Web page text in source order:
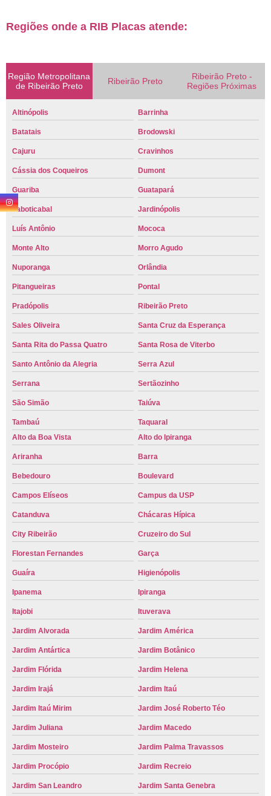
Regiões onde a RIB Placas atende:
Região Metropolitana
de Ribeirão Preto
Ribeirão Preto
Ribeirão Preto -
Regiões Próximas
Altinópolis Barrinha
Batatais Brodowski
Cajuru Cravinhos
Cássia dos Coqueiros Dumont
Guariba Guatapará
Jaboticabal Jardinópolis
Luís Antônio Mococa
Monte Alto Morro Agudo
Nuporanga Orlândia
Pitangueiras Pontal
Pradópolis Ribeirão Preto
Sales Oliveira Santa Cruz da Esperança
Santa Rita do Passa Quatro Santa Rosa de Viterbo
Santo Antônio da Alegria Serra Azul
Serrana Sertãozinho
São Simão Taiúva
Tambaú
Taquaral
Alto da Boa Vista
Alto do Ipiranga
Ariranha Barra
Bebedouro Boulevard
Campos Elíseos Campus da USP
Catanduva Chácaras Hípica
City Ribeirão Cruzeiro do Sul
Florestan Fernandes Garça
Guaíra Higienópolis
Ipanema Ipiranga
Itajobi Ituverava
Jardim Alvorada Jardim América
Jardim Antártica Jardim Botânico
Jardim Flórida Jardim Helena
Jardim Irajá Jardim Itaú
Jardim Itaú Mirim Jardim José Roberto Téo
Jardim Juliana Jardim Macedo
Jardim Mosteiro Jardim Palma Travassos
Jardim Procópio Jardim Recreio
Jardim San Leandro Jardim Santa Genebra